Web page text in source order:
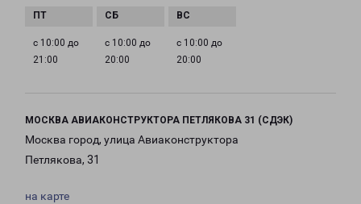
с 10:00 до
21:00
с 10:00 до
20:00
с 10:00 до
20:00
МОСКВА АВИАКОНСТРУКТОРА ПЕТЛЯКОВА 31 (СДЭК)
Москва город, улица Авиаконструктора
Петлякова, 31
на карте